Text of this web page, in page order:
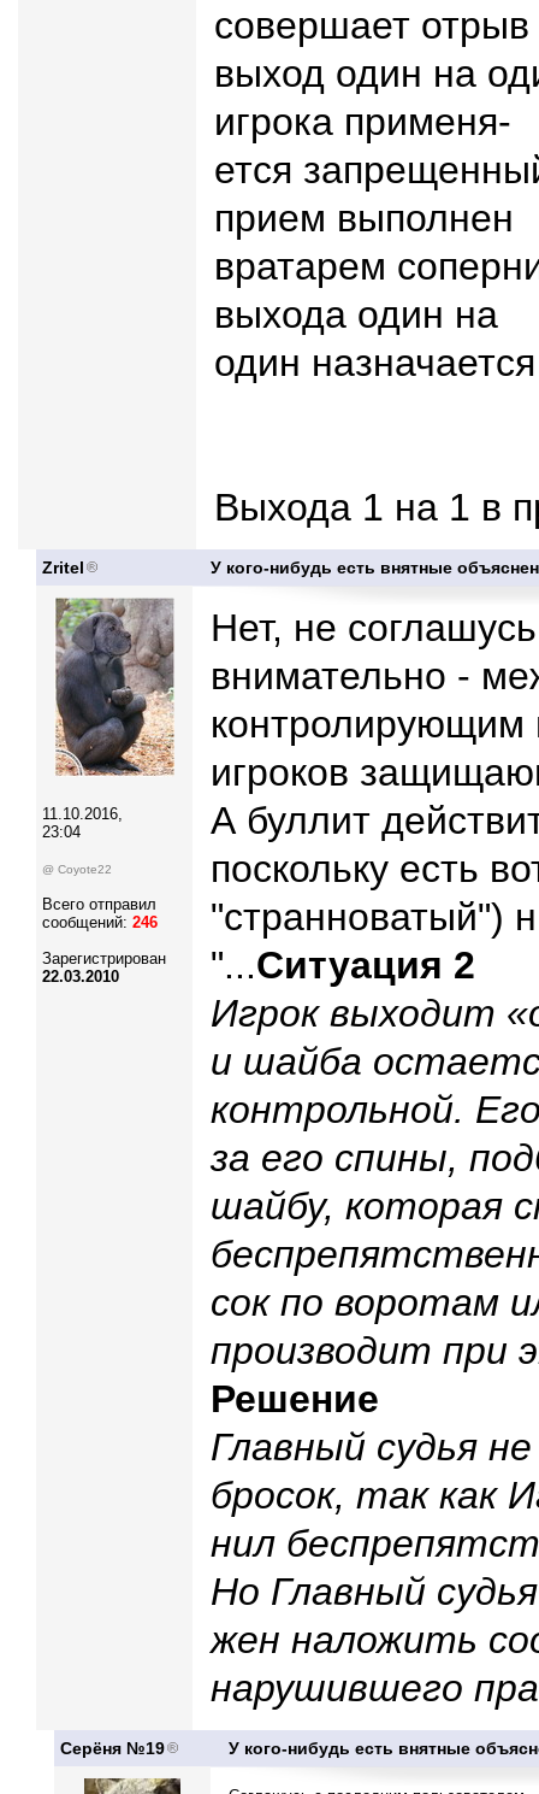
совершает отрыв
выход один на
игрока применя-
ется
прием выполнен
вратарем
выхода один на
один
Выхода 1 на 1 в
Zritel У кого-нибудь есть внятные
11.10.2016,
23:04
@ Coyote22
Всего отправил
сообщений: 246
Зарегистрирован
22.03.2010
Нет, не
внимательно -
контролирующим
игроков
А буллит
поскольку есть
"странноватый")
"...Ситуация 2
Игрок выходит
и шайба
контрольной.
за его спины,
шайбу, которая
сок по воротам
производит при
Решение
Главный судья
бросок, так как
нил
Но Главный
жен наложить
нарушившего
Серёня №19 У кого-нибудь есть внятные